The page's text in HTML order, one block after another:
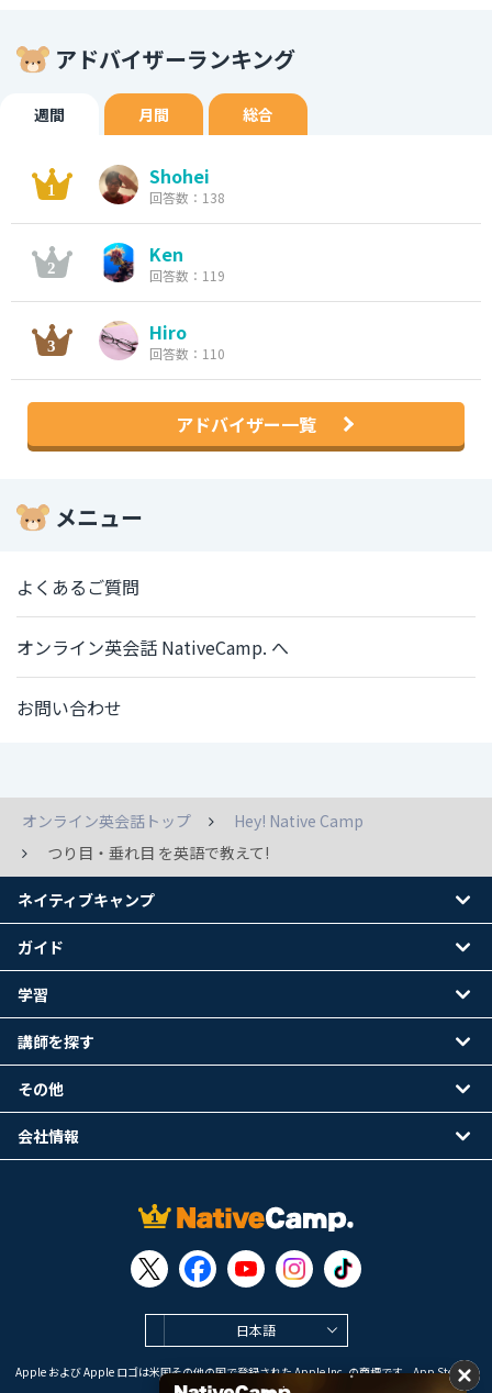
アドバイザーランキング
週間 月間 総合
Shohei
回答数：138
Ken
回答数：119
Hiro
回答数：110
アドバイザー一覧
メニュー
よくあるご質問
オンライン英会話 NativeCamp. へ
お問い合わせ
オンライン英会話トップ
Hey! Native Camp
つり目・垂れ目 を英語で教えて!
日本語
Apple および Apple ロゴは米国その他の国で登録された Apple Inc. の商標です。App Store は
Apple Inc. のサービスマークです。
ネイティブキャンプ
ガイド
学習
講師を探す
その他
会社情報